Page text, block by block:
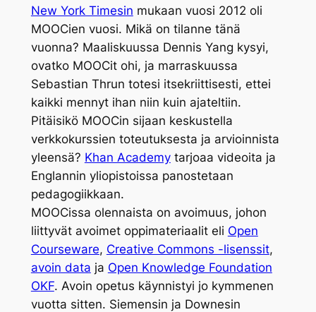
New York Timesin mukaan vuosi 2012 oli
MOOCien vuosi. Mikä on tilanne tänä
vuonna? Maaliskuussa Dennis Yang kysyi,
ovatko MOOCit ohi, ja marraskuussa
Sebastian Thrun totesi itsekriittisesti, ettei
kaikki mennyt ihan niin kuin ajateltiin.
Pitäisikö MOOCin sijaan keskustella
verkkokurssien toteutuksesta ja arvioinnista
yleensä? Khan Academytarjoaa videoita ja
Englannin yliopistoissa panostetaan
pedagogiikkaan.
MOOCissa olennaista on avoimuus, johon
liittyvät avoimet oppimateriaalit eli Open
Courseware, Creative Commons -lisenssit,
avoin data ja Open Knowledge Foundation
OKF. Avoin opetus käynnistyi jo kymmenen
vuotta sitten. Siemensin ja Downesin